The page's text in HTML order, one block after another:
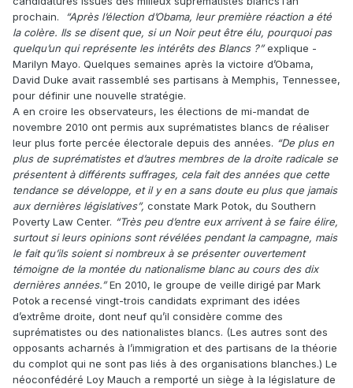
prochain. “Après l’élection d’Obama, leur première réaction a été
la colère. Ils se disent que, si un Noir peut être élu, pourquoi pas
quelqu’un qui représente les intérêts des Blancs ?”explique ­
Marilyn Mayo. Quelques semaines après la victoire d’Obama,
David Duke avait rassemblé ses partisans à Memphis, Tennessee,
pour définir une nouvelle stratégie.
A en croire les observateurs, les élections de mi-mandat de
novembre 2010 ont permis aux suprématistes blancs de ­réaliser
leur plus forte percée électorale depuis des années. “De plus en
plus de suprématistes et d’autres membres de la droite radicale se
présentent à différents suffrages, cela fait des années que cette
tendance se développe, et il y en a sans doute eu plus que jamais
aux dernières législatives”, constate Mark Potok, du Southern
Poverty Law Center. “Très peu d’entre eux arrivent à se faire élire,
surtout si leurs opinions sont révélées pendant la campagne, mais
le fait qu’ils soient si nombreux à se présenter ouvertement
témoigne de la montée du nationalisme blanc au cours des dix
dernières années.”En 2010, le groupe de veille dirigé par Mark
Potok a recensé vingt-trois candidats exprimant des idées
d’extrême droite, dont neuf qu’il considère comme des
suprématistes ou des nationalistes blancs. (Les autres sont des
opposants acharnés à l’immigration et des partisans de la théorie
du complot qui ne sont pas liés à des organisations blanches.) Le
néoconfédéré Loy Mauch a remporté un siège à la législature de